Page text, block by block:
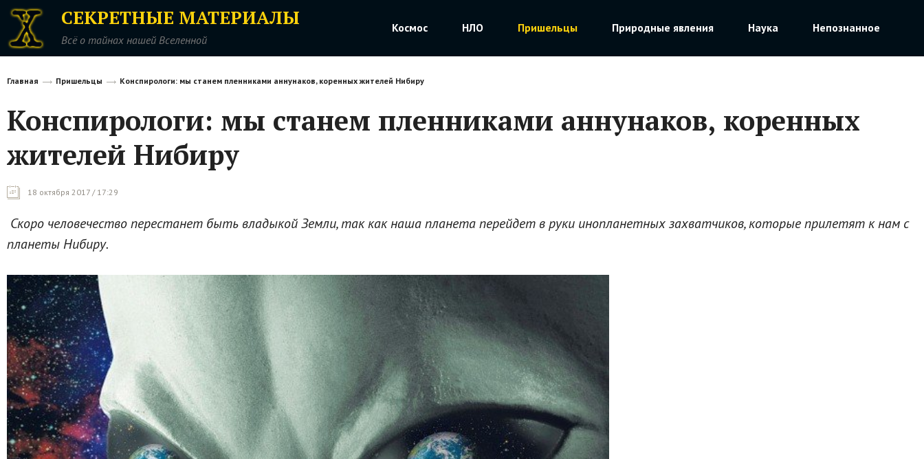
СЕКРЕТНЫЕ МАТЕРИАЛЫ
Всё о тайнах нашей Вселенной
Космос НЛО Пришельцы Природные явления Наука Непознанное
Главная Пришельцы Конспирологи: мы станем пленниками аннунаков, коренных жителей Нибиру
Конспирологи: мы станем пленниками аннунаков, коренных
жителей Нибиру
18 октября 2017 / 17:29
Скоро человечество перестанет быть владыкой Земли, так как наша планета перейдет в руки инопланетных захватчиков, которые прилетят к нам с
планеты Нибиру.